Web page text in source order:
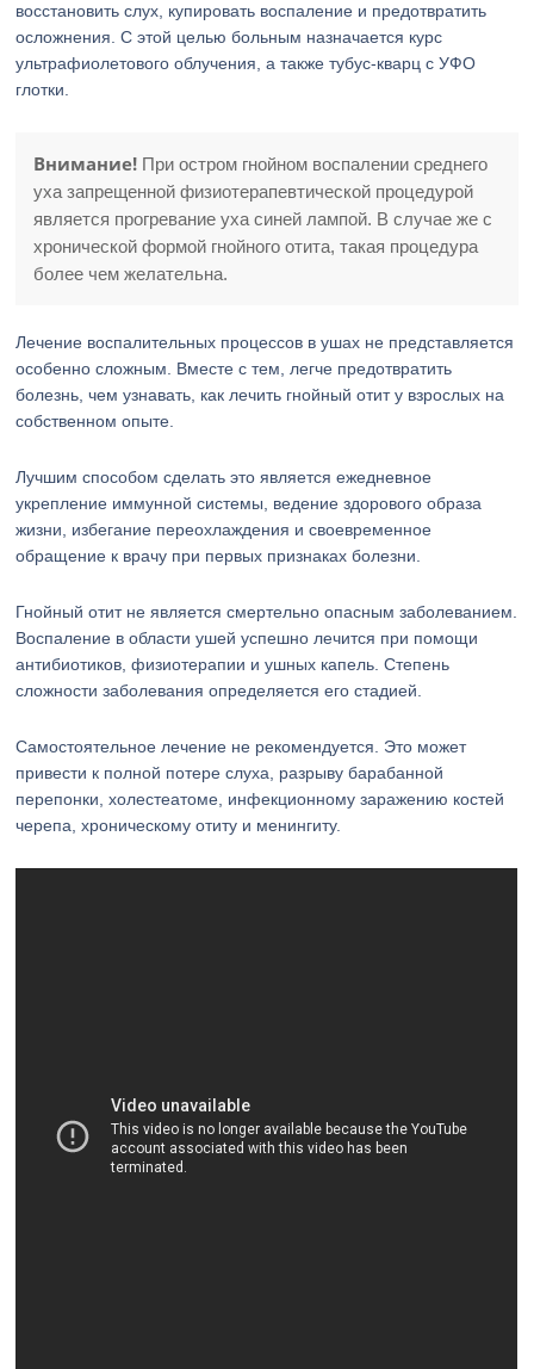
восстановить слух, купировать воспаление и предотвратить
осложнения. С этой целью больным назначается курс
ультрафиолетового облучения, а также тубус-кварц с УФО
глотки.
Внимание! При остром гнойном воспалении среднего
уха запрещенной физиотерапевтической процедурой
является прогревание уха синей лампой. В случае же с
хронической формой гнойного отита, такая процедура
более чем желательна.
Лечение воспалительных процессов в ушах не представляется
особенно сложным. Вместе с тем, легче предотвратить
болезнь, чем узнавать, как лечить гнойный отит у взрослых на
собственном опыте.
Лучшим способом сделать это является ежедневное
укрепление иммунной системы, ведение здорового образа
жизни, избегание переохлаждения и своевременное
обращение к врачу при первых признаках болезни.
Гнойный отит не является смертельно опасным заболеванием.
Воспаление в области ушей успешно лечится при помощи
антибиотиков, физиотерапии и ушных капель. Степень
сложности заболевания определяется его стадией.
Самостоятельное лечение не рекомендуется. Это может
привести к полной потере слуха, разрыву барабанной
перепонки, холестеатоме, инфекционному заражению костей
черепа, хроническому отиту и менингиту.